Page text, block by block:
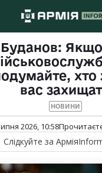
Якщо
хто
вас
НОВИНИ
2026, 10:58
Слідкуйте за